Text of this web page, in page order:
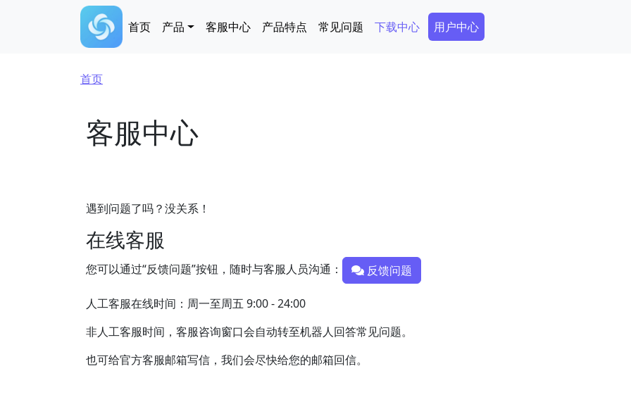
Main navigation
首页 产品 客服中心 产品特点 常见问题 下载中心 Secondary Menu
用户中心
面包屑
首页
客服中心
遇到问题了吗？没关系！
在线客服
您可以通过“反馈问题”按钮，随时与客服人员沟通： 反馈问题
人工客服在线时间：周一至周五 9:00 - 24:00
非人工客服时间，客服咨询窗口会自动转至机器人回答常见问题。
也可给官方客服邮箱写信，我们会尽快给您的邮箱回信。